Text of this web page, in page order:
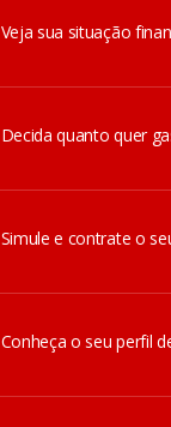
Veja sua situação
Decida quanto quer
Simule e contrate o
Conheça o seu perfil